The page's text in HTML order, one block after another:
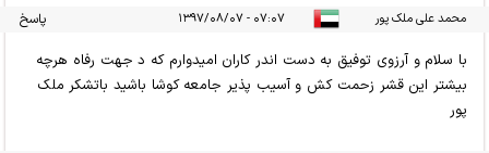
محمد علی ملک پور ۰۷:۰۷ - ۱۳۹۷/۰۸/۰۷ پاسخ
با سلام و آرزوی توفیق به دست اندر کاران امیدوارم که د جهت رفاه هرچه
بیشتر این قشر زحمت کش و آسیب پذیر جامعه کوشا باشید باتشکر ملک
پور